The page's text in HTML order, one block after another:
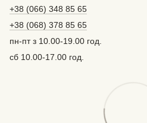
+38 (066) 348 85 65
+38 (068) 378 85 65
пн-пт з 10.00-19.00 год.
сб 10.00-17.00 год.